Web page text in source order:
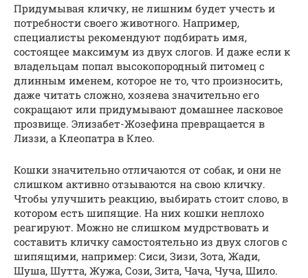
Придумывая кличку, не лишним будет учесть и
потребности своего животного. Например,
специалисты рекомендуют подбирать имя,
состоящее максимум из двух слогов. И даже если к
владельцам попал высокопородный питомец с
длинным именем, которое не то, что произносить,
даже читать сложно, хозяева значительно его
сокращают или придумывают домашнее ласковое
прозвище. Элизабет-Жозефина превращается в
Лиззи, а Клеопатра в Клео.
Кошки значительно отличаются от собак, и они не
слишком активно отзываются на свою кличку.
Чтобы улучшить реакцию, выбирать стоит слово, в
котором есть шипящие. На них кошки неплохо
реагируют. Можно не слишком мудрствовать и
составить кличку самостоятельно из двух слогов с
шипящими, например: Сиси, Зизи, Зота, Жади,
Шуша, Шутта, Жужа, Сози, Зита, Чача, Чуча, Шило.